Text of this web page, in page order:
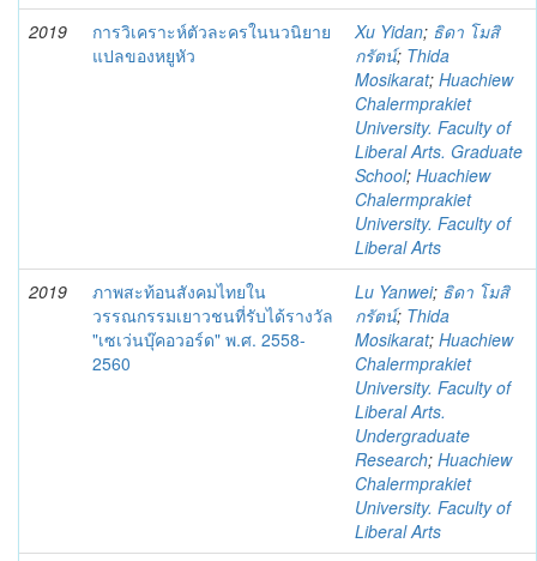
2019
การวิเคราะห์ตัวละครในนวนิยาย
แปลของหยูหัว
Xu Yidan; ธิดา โมสิ
กรัตน์; Thida
Mosikarat; Huachiew
Chalermprakiet
University. Faculty of
Liberal Arts. Graduate
School; Huachiew
Chalermprakiet
University. Faculty of
Liberal Arts
2019
ภาพสะท้อนสังคมไทยใน
วรรณกรรมเยาวชนที่รับได้รางวัล
"เซเว่นบุ๊คอวอร์ด" พ.ศ. 2558-
2560
Lu Yanwei; ธิดา โมสิ
กรัตน์; Thida
Mosikarat; Huachiew
Chalermprakiet
University. Faculty of
Liberal Arts.
Undergraduate
Research; Huachiew
Chalermprakiet
University. Faculty of
Liberal Arts